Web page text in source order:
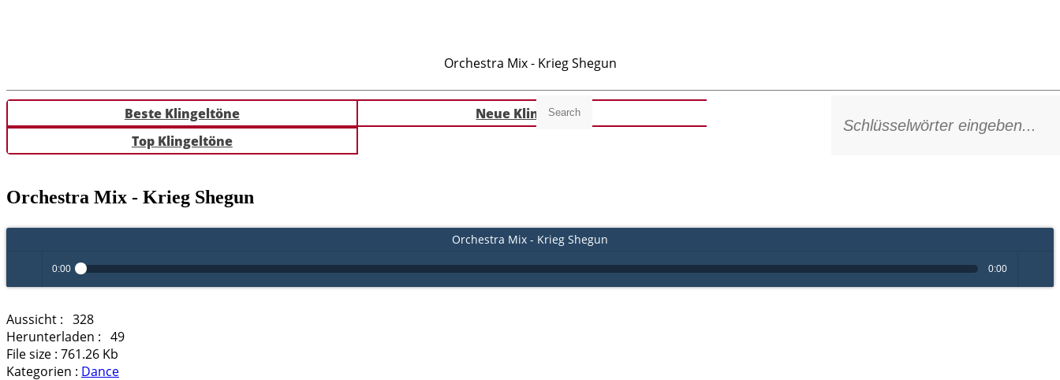
Search
Orchestra Mix - Krieg Shegun
Beste Klingeltöne
Neue Klingeltöne
Top Klingeltöne
Orchestra Mix - Krieg Shegun
Orchestra Mix - Krieg Shegun
Play /
0:00 0:00
Aussicht : 328
Herunterladen : 49
File size : 761.26 Kb
Kategorien : Dance